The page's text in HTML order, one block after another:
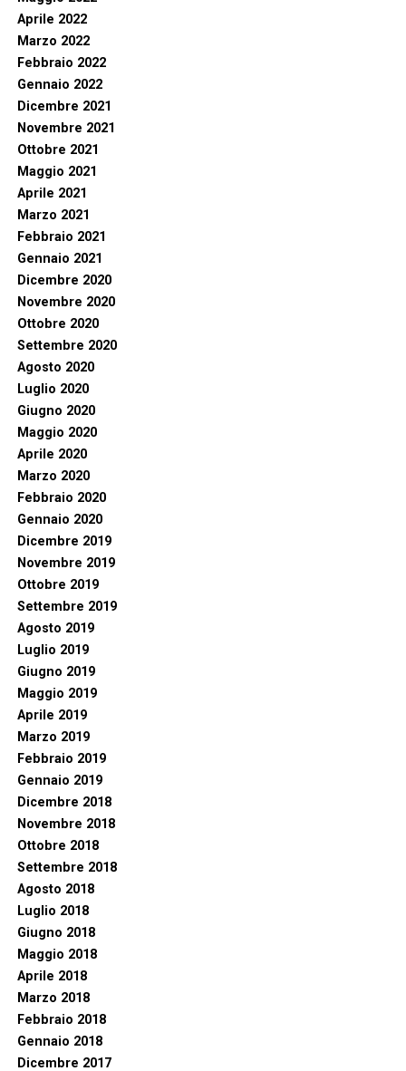
Aprile 2022
Marzo 2022
Febbraio 2022
Gennaio 2022
Dicembre 2021
Novembre 2021
Ottobre 2021
Maggio 2021
Aprile 2021
Marzo 2021
Febbraio 2021
Gennaio 2021
Dicembre 2020
Novembre 2020
Ottobre 2020
Settembre 2020
Agosto 2020
Luglio 2020
Giugno 2020
Maggio 2020
Aprile 2020
Marzo 2020
Febbraio 2020
Gennaio 2020
Dicembre 2019
Novembre 2019
Ottobre 2019
Settembre 2019
Agosto 2019
Luglio 2019
Giugno 2019
Maggio 2019
Aprile 2019
Marzo 2019
Febbraio 2019
Gennaio 2019
Dicembre 2018
Novembre 2018
Ottobre 2018
Settembre 2018
Agosto 2018
Luglio 2018
Giugno 2018
Maggio 2018
Aprile 2018
Marzo 2018
Febbraio 2018
Gennaio 2018
Dicembre 2017